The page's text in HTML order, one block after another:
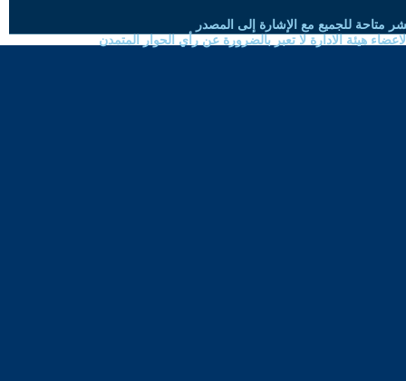
متاحة للجميع مع الإشارة إلى المصدر
هيئة الادارة لا تعبر بالضرورة عن رأي الحوار المتمدن